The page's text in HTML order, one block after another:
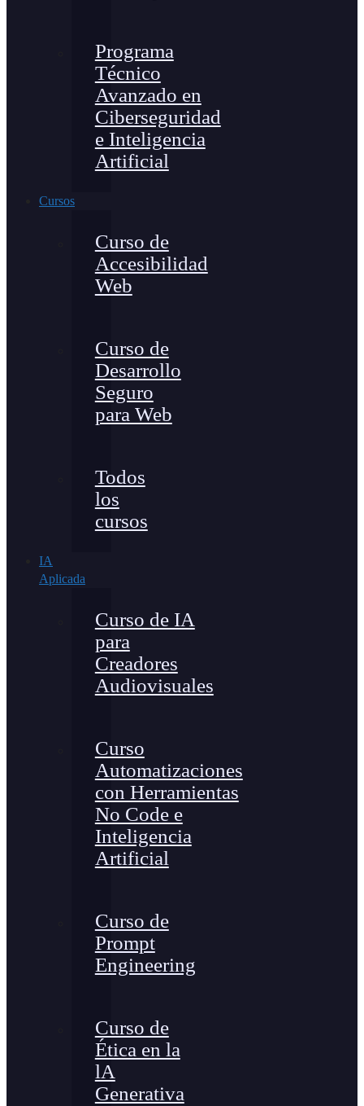
Programa
Técnico
Avanzado en
Ciberseguridad
e Inteligencia
Artificial
Cursos
Curso de
Accesibilidad
Web
Curso de
Desarrollo
Seguro
para Web
Todos
los
cursos
IA
Aplicada
Curso de IA
para
Creadores
Audiovisuales
Curso
Automatizaciones
con Herramientas
No Code e
Inteligencia
Artificial
Curso de
Prompt
Engineering
Curso de
Ética en la
lA
Generativa